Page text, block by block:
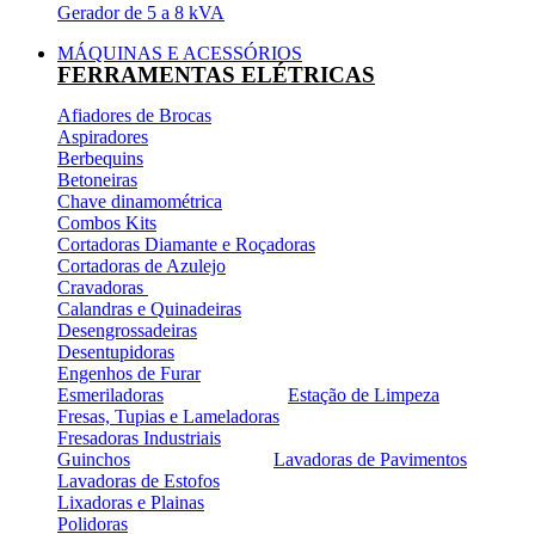
Gerador de 5 a 8 kVA
MÁQUINAS E ACESSÓRIOS
FERRAMENTAS ELÉTRICAS
Afiadores de Brocas
Aspiradores
Berbequins
Betoneiras
Chave dinamométrica
Combos Kits
Cortadoras Diamante e Roçadoras
Cortadoras de Azulejo
Cravadoras
Calandras e Quinadeiras
Desengrossadeiras
Desentupidoras
Engenhos de Furar
Esmeriladoras
Estação de Limpeza
Fresas, Tupias e Lameladoras
Fresadoras Industriais
Guinchos
Lavadoras de Pavimentos
Lavadoras de Estofos
Lixadoras e Plainas
Polidoras